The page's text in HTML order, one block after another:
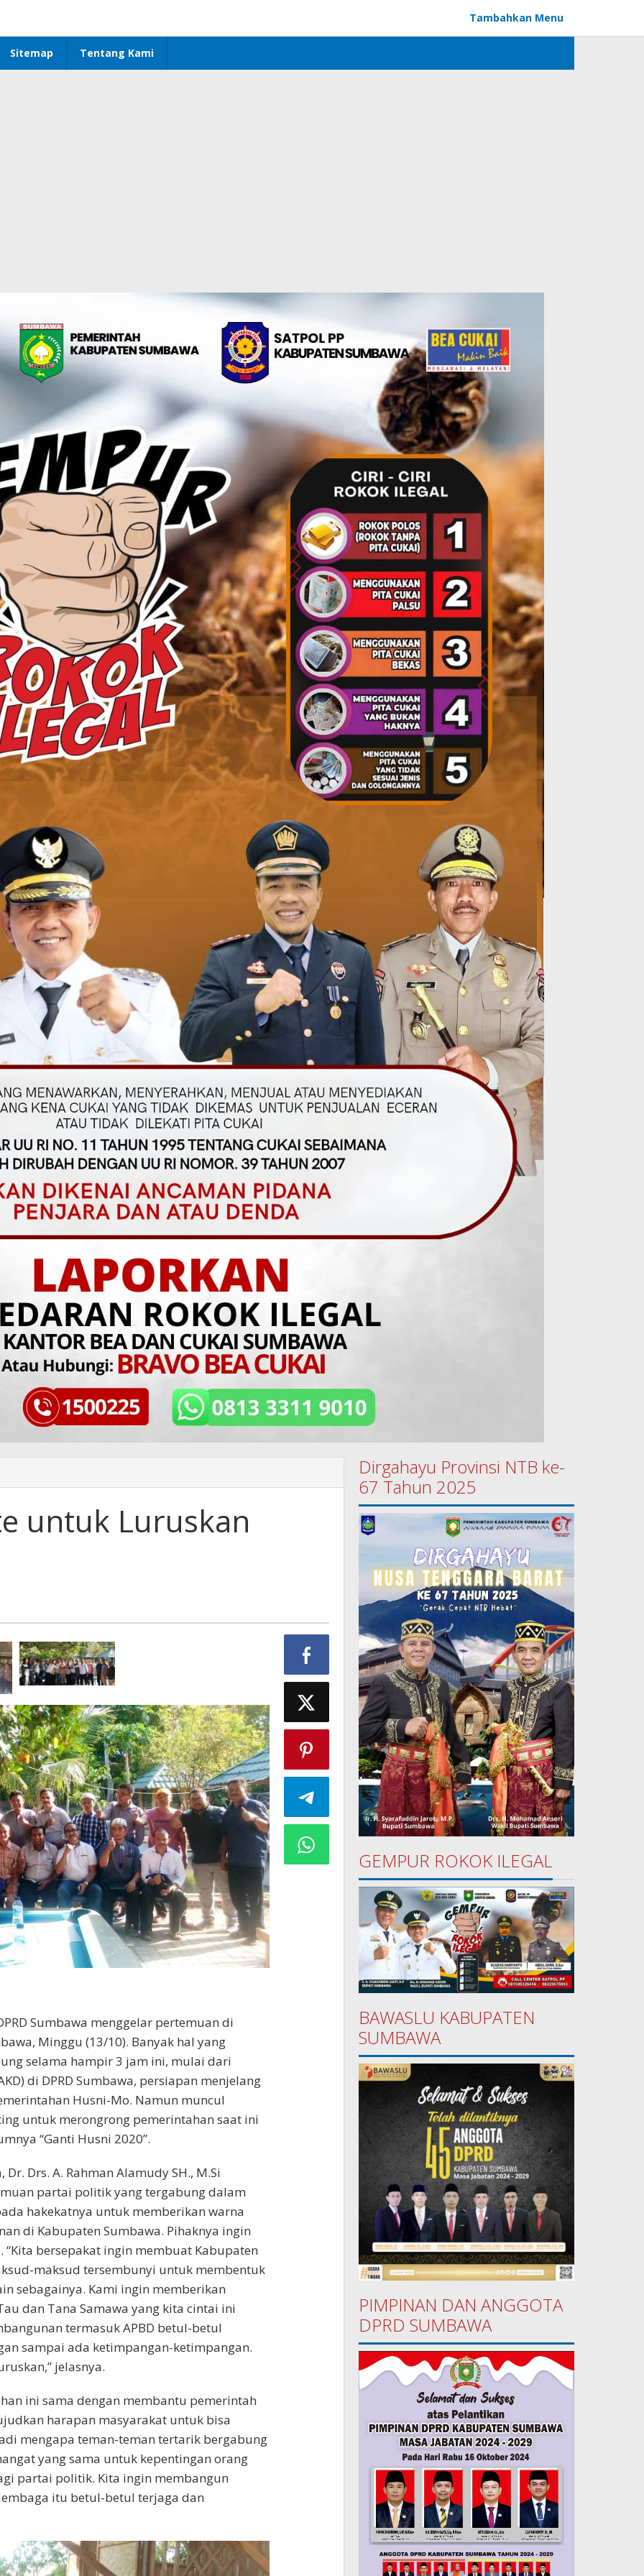
Tambahkan Menu
Sitemap Tentang Kami
untuk Luruskan
Sumbawa menggelar pertemuan di
Minggu (13/10). Banyak hal yang
selama hampir 3 jam ini, mulai dari
di DPRD Sumbawa, persiapan menjelang
Husni-Mo. Namun muncul
untuk merongrong pemerintahan saat ini
“Ganti Husni 2020”.
Drs. A. Rahman Alamudy SH., M.Si
partai politik yang tergabung dalam
hakekatnya untuk memberikan warna
di Kabupaten Sumbawa. Pihaknya ingin
bersepakat ingin membuat Kabupaten
maksud tersembunyi untuk membentuk
sebagainya. Kami ingin memberikan
dan Tana Samawa yang kita cintai ini
termasuk APBD betul-betul
sampai ada ketimpangan-ketimpangan.
jelasnya.
ini sama dengan membantu pemerintah
harapan masyarakat untuk bisa
mengapa teman-teman tertarik bergabung
yang sama untuk kepentingan orang
partai politik. Kita ingin membangun
itu betul-betul terjaga dan
Dirgahayu Provinsi NTB ke-
67 Tahun 2025
GEMPUR ROKOK ILEGAL
BAWASLU KABUPATEN
SUMBAWA
PIMPINAN DAN ANGGOTA
DPRD SUMBAWA